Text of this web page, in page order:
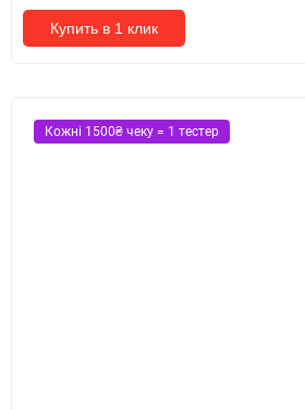
Купить в 1 клик
Кожні 1500₴ чеку = 1 тестер